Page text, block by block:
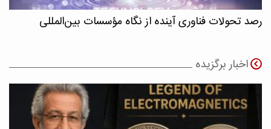
رصد تحولات فناوری آینده از نگاه مؤسسات بین‌المللی
اخبار برگزیده